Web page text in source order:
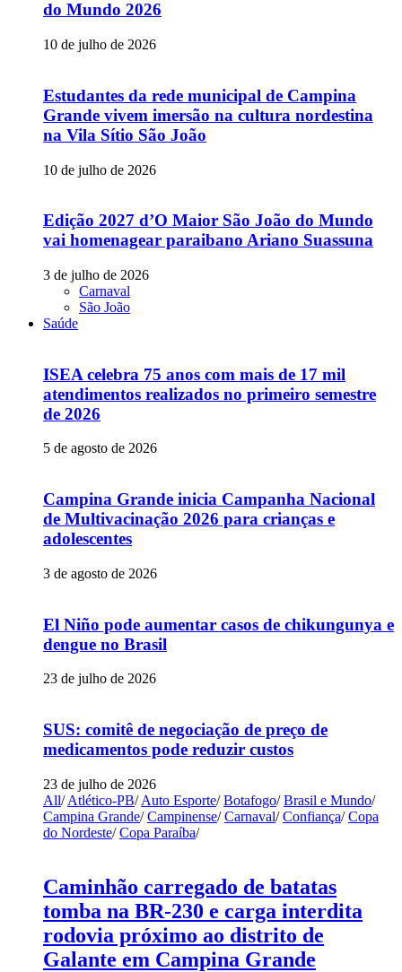
do Mundo 2026
10 de julho de 2026
Estudantes da rede municipal de Campina
Grande vivem imersão na cultura nordestina
na Vila Sítio São João
10 de julho de 2026
Edição 2027 d’O Maior São João do Mundo
vai homenagear paraibano Ariano Suassuna
3 de julho de 2026
Carnaval
São João
Saúde
ISEA celebra 75 anos com mais de 17 mil
atendimentos realizados no primeiro semestre
de 2026
5 de agosto de 2026
Campina Grande inicia Campanha Nacional
de Multivacinação 2026 para crianças e
adolescentes
3 de agosto de 2026
El Niño pode aumentar casos de chikungunya e
dengue no Brasil
23 de julho de 2026
SUS: comitê de negociação de preço de
medicamentos pode reduzir custos
23 de julho de 2026
All/ Atlético-PB/ Auto Esporte/ Botafogo/ Brasil e Mundo/
Campina Grande/ Campinense/ Carnaval/ Confiança/ Copa
do Nordeste/ Copa Paraíba/
Caminhão carregado de batatas
tomba na BR-230 e carga interdita
rodovia próximo ao distrito de
Galante em Campina Grande